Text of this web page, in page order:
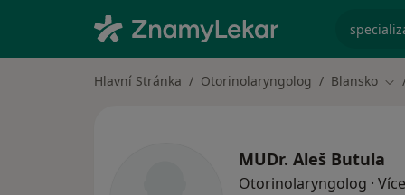
Hlavní Stránka Otorinolaryngolog Blansko
MUDr. Aleš Butula
Otorinolaryngolog · Více